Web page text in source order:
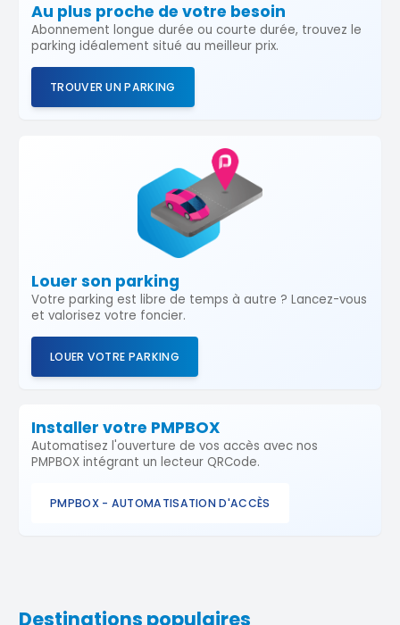
Au plus proche de votre besoin
Abonnement longue durée ou courte durée, trouvez le
parking idéalement situé au meilleur prix.
TROUVER UN PARKING
Louer son parking
Votre parking est libre de temps à autre ? Lancez-vous
et valorisez votre foncier.
LOUER VOTRE PARKING
Installer votre PMPBOX
Automatisez l'ouverture de vos accès avec nos
PMPBOX intégrant un lecteur QRCode.
PMPBOX - AUTOMATISATION D'ACCÈS
Destinations populaires